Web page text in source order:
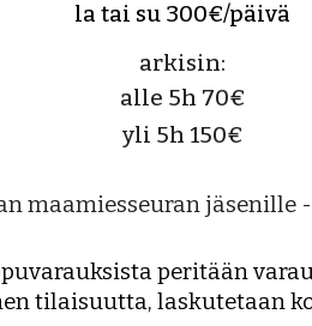
la tai su 300€/päivä
arkisin:
alle 5h 70€
yli 5h 150€
maamiesseuran jäsenille
peritään
tilaisuutta, laskutetaan